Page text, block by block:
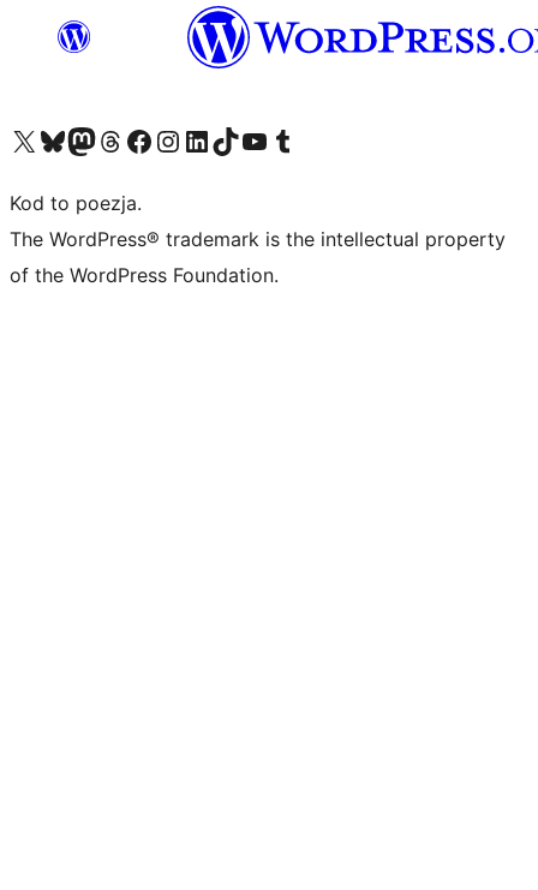
Odwiedź nasze konto X (dawniej Twitter)
Odwiedź nasze konto Bluesky
Odwiedź nasze konto na Mastodoncie
Odwiedź naszego Threadsa
Odwiedź naszego Facebooka
Odwiedź nasze konto na Instagramie
Odwiedź nasze konto na LinkedIn
Odwiedź naszego TikToka
Odwiedź nasz kanał YouTube
Odwiedź naszego Tumblra
Kod to poezja.
The WordPress® trademark is the intellectual property
of the WordPress Foundation.